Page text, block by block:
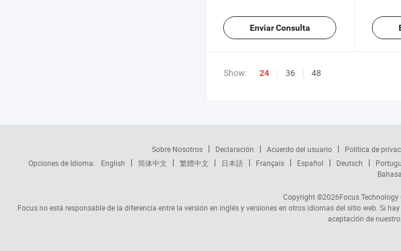
Enviar Consulta
Show: 24 36 48
Sobre Nosotros Declaración Acuerdo del usuario Política de
Opciones de Idioma:
English 简体中文 繁體中文 日本語 Français Español Deutsch
Copyright ©2026Focus Technology
Focus no está responsable de la diferencia entre la versión en inglés y versiones en otros idiomas del sitio web. Si
aceptación de